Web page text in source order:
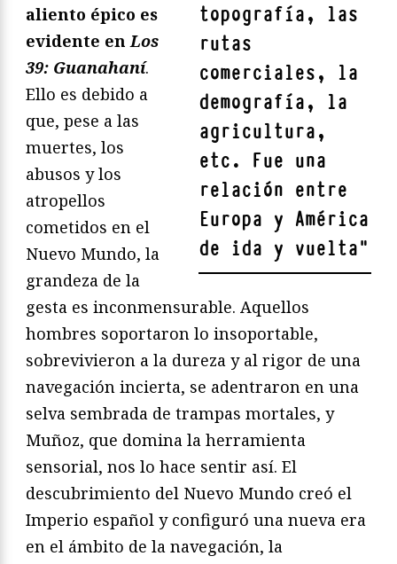
topografía, las
rutas
comerciales, la
demografía, la
agricultura,
etc. Fue una
relación entre
Europa y América
de ida y vuelta"
aliento épico es
evidente enLos
39: Guanahaní.
Ello es debido a
que, pese a las
muertes, los
abusos y los
atropellos
cometidos en el
Nuevo Mundo, la
grandeza de la
gesta es inconmensurable. Aquellos
hombres soportaron lo insoportable,
sobrevivieron a la dureza y al rigor de una
navegación incierta, se adentraron en una
selva sembrada de trampas mortales, y
Muñoz, que domina la herramienta
sensorial, nos lo hace sentir así. El
descubrimiento del Nuevo Mundo creó el
Imperio español y configuró una nueva era
en el ámbito de la navegación, la